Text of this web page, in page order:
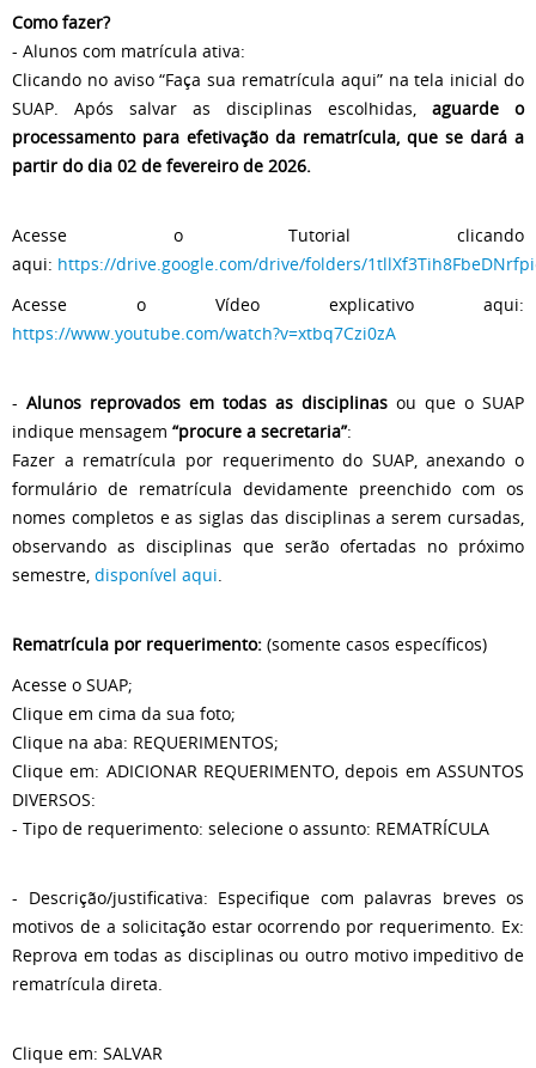
Como fazer?
- Alunos com matrícula ativa:
Clicando no aviso “Faça sua rematrícula aqui” na tela inicial do
SUAP. Após salvar as disciplinas escolhidas, aguarde o
processamento para efetivação da rematrícula, que se dará a
partir do dia 02 de fevereiro de 2026.
Acesse o Tutorial clicando
aqui: https://drive.google.com/drive/folders/
Acesse o Vídeo explicativo aqui:
https://www.youtube.com/watch?v=xtbq7Czi0zA
- Alunos reprovados em todas as disciplinas ou que o SUAP
indique mensagem “procure a secretaria”:
Fazer a rematrícula por requerimento do SUAP, anexando o
formulário de rematrícula devidamente preenchido com os
nomes completos e as siglas das disciplinas a serem cursadas,
observando as disciplinas que serão ofertadas no próximo
semestre, disponível aqui.
Rematrícula por requerimento: (somente casos específicos)
Acesse o SUAP;
Clique em cima da sua foto;
Clique na aba: REQUERIMENTOS;
Clique em: ADICIONAR REQUERIMENTO, depois em ASSUNTOS
DIVERSOS:
- Tipo de requerimento: selecione o assunto: REMATRÍCULA
- Descrição/justificativa: Especifique com palavras breves os
motivos de a solicitação estar ocorrendo por requerimento. Ex:
Reprova em todas as disciplinas ou outro motivo impeditivo de
rematrícula direta.
Clique em: SALVAR